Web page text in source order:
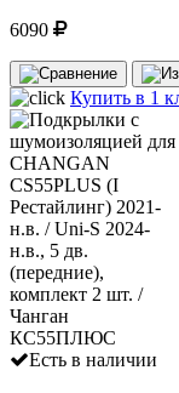
6090
Купить в 1
Есть в наличии